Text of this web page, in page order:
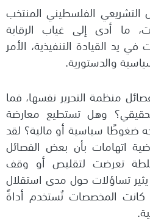
الفلسطيني المنتخب
ما أدى إلى غياب الرقابة
يد القيادة التنفيذية، الأمر
والدستورية.
منظمة التحرير نفسها، فما
وهل تستطيع معارضة
ضغوطًا سياسية أو مالية؟ لقد
اتهامات بأن بعض الفصائل
تعرضت لتقليص أو وقف
تساؤلات حول مدى استقلال
كانت المخصصات تُستخدم أداةً